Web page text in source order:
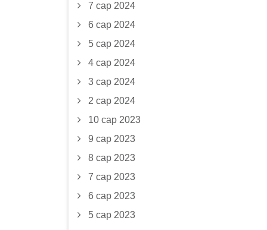
7 сар 2024
6 сар 2024
5 сар 2024
4 сар 2024
3 сар 2024
2 сар 2024
10 сар 2023
9 сар 2023
8 сар 2023
7 сар 2023
6 сар 2023
5 сар 2023